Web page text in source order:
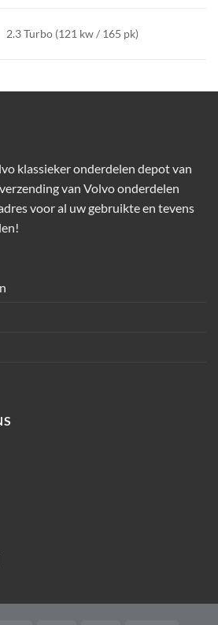
2.3 Turbo (121 kw / 165 pk)
klassieker onderdelen depot van
van Volvo onderdelen
voor al uw gebruikte en tevens